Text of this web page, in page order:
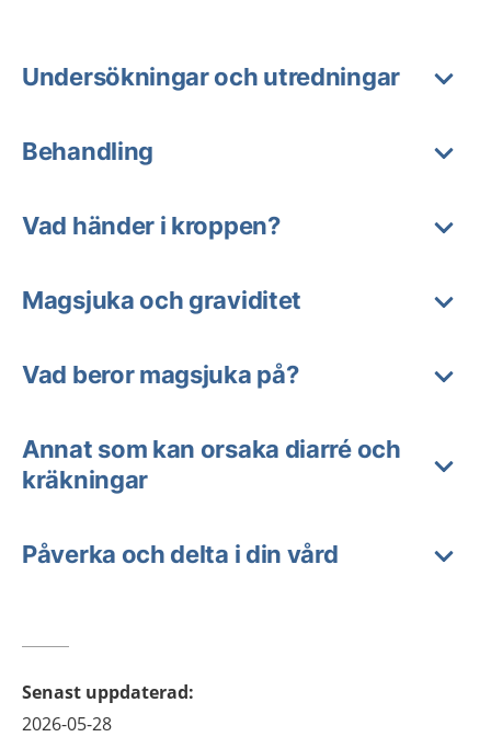
Undersökningar och utredningar
Behandling
Vad händer i kroppen?
Magsjuka och graviditet
Vad beror magsjuka på?
Annat som kan orsaka diarré och
kräkningar
Påverka och delta i din vård
Senast uppdaterad:
2026-05-28